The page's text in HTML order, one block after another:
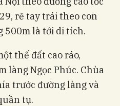
rẽ tay trái theo con
500m là tới di tích.
thế đất cao ráo,
làng Ngọc Phúc. Chùa
trước đường làng và
tụ.